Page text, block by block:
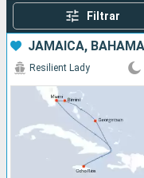
Filtrar
Resilient Lady